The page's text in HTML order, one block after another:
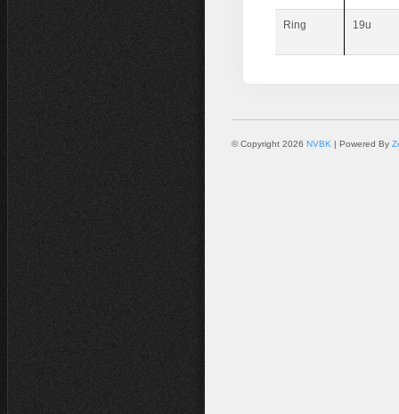
Ring 19u
© Copyright 2026 NVBK | Powered By